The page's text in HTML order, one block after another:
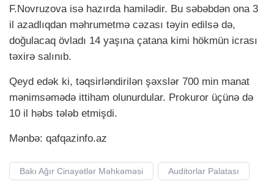
F.Novruzova isə hazırda hamilədir. Bu səbəbdən ona 3
il azadlıqdan məhrumetmə cəzası təyin edilsə də,
doğulacaq övladı 14 yaşına çatana kimi hökmün icrası
təxirə salınıb.
Qeyd edək ki, təqsirləndirilən şəxslər 700 min manat
mənimsəmədə ittiham olunurdular. Prokuror üçünə də
10 il həbs tələb etmişdi.
Mənbə: qafqazinfo.аz
Bakı Ağır Cinayətlər Məhkəməsi Auditorlar Palatası